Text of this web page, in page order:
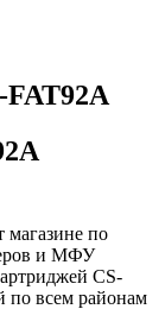
магазине по
и МФУ
CS-
по всем районам